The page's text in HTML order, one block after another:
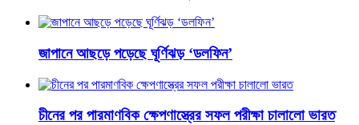
জাপানে আছড়ে পড়েছে ঘূর্ণিঝড় ‘ডলফিন’
চীনের পর পারমাণবিক ক্ষেপণাস্ত্রের সফল পরীক্ষা চালালো ভারত